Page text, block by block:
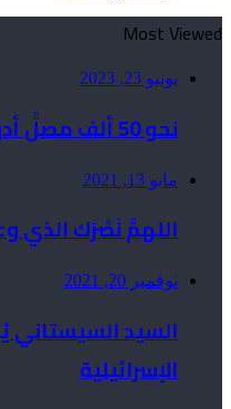
Most Viewed
يونيو 23, 2023
نحو 50 ألف مصلٍّ أدوا صلاة الجمعة في الأقصى
مايو 13, 2021
اللهمَّ نَصْرَك الذي
نوفمبر 20, 2021
السيد السيستاني
الإسرائيلية